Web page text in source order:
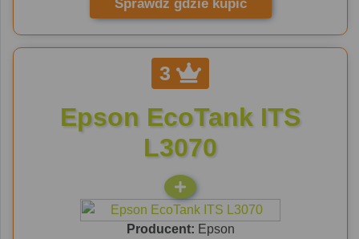
Sprawdź gdzie kupić
3
Epson EcoTank ITS
L3070
Producent: Epson